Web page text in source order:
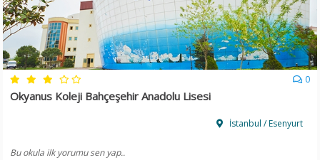
0
Okyanus Koleji Bahçeşehir Anadolu Lisesi
İstanbul / Esenyurt
Bu okula ilk yorumu sen yap..